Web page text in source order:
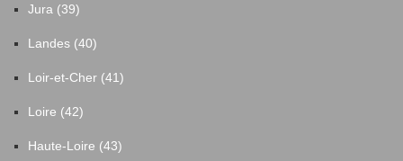
Jura (39)
Landes (40)
Loir-et-Cher (41)
Loire (42)
Haute-Loire (43)